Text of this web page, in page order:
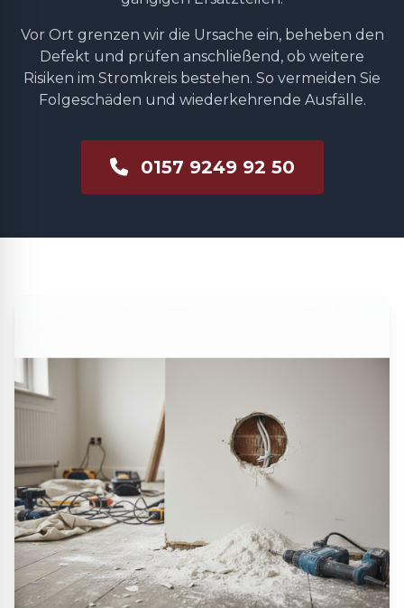
Vor Ort grenzen wir die Ursache ein, beheben den
Defekt und prüfen anschließend, ob weitere
Risiken im Stromkreis bestehen. So vermeiden Sie
Folgeschäden und wiederkehrende Ausfälle.
0157 9249 92 50